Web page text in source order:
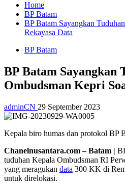
Home
BP Batam
BP Batam Sayangkan
Rekayasa Data
BP Batam
BP Batam Sayangkan
Ombudsman Kepri
adminCN 29 September 2023
Kepala biro humas dan protokol BP
Chanelnusantara.com – Batam |
tuduhan Kepala Ombudsman RI
yang meragukan data 300 KK di
untuk direlokasi.